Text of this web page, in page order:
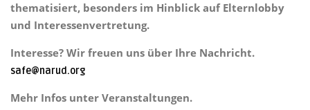
thematisiert, besonders im Hinblick auf Elternlobby
und Interessenvertretung.
Interesse? Wir freuen uns über Ihre Nachricht.
safe@narud.org
Mehr Infos unter Veranstaltungen.